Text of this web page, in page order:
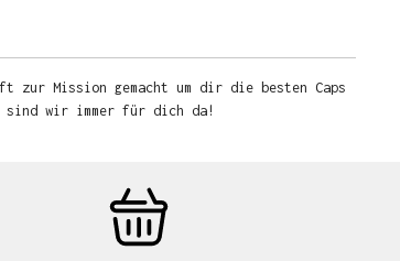
zur Mission gemacht um dir die besten Caps
sind wir immer für dich da!